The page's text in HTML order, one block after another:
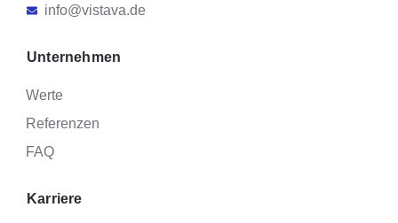
info@vistava.de
Unternehmen
Werte
Referenzen
FAQ
Karriere